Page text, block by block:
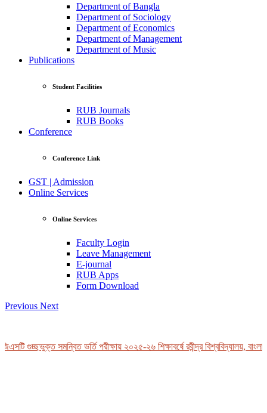
Department of Bangla
Department of Sociology
Department of Economics
Department of Management
Department of Music
Publications
Student Facilities
RUB Journals
RUB Books
Conference
Conference Link
GST | Admission
Online Services
Online Services
Faculty Login
Leave Management
E-journal
RUB Apps
Form Download
Previous Next
গুচ্ছভুক্ত সমন্বিত ভর্তি পরীক্ষায় ২০২৫-২৬ শিক্ষাবর্ষে রবীন্দ্র বিশ্ববিদ্যালয়,